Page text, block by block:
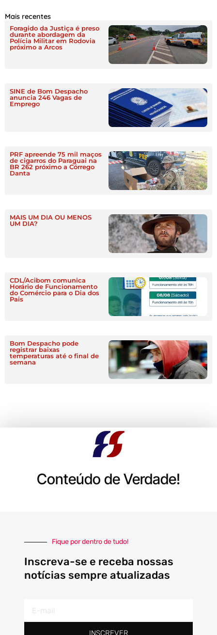
Mais recentes
Foragido da Justiça é preso
durante abordagem da
Polícia Militar em Rodovia
próximo a Arcos
SINE de Bom Despacho
anuncia 246 Vagas de
Emprego
PRF apreende 75 mil maços
de cigarros do Paraguai na
BR 262 próximo a Córrego
Danta
MAIS UM DIA OU MENOS
UM DIA?
CDL/Acibom comunica
Horário de Funcionamento
do Comércio para o Dia dos
Pais
Bom Despacho pode
registrar baixas
temperaturas até o final de
semana
Conteúdo de Verdade!
Fique por dentro de tudo!
Inscreva-se e receba nossas
notícias sempre atualizadas